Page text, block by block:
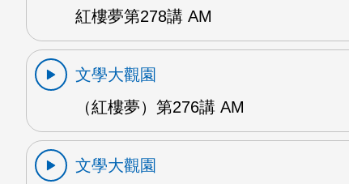
紅樓夢第278講 AM
文學大觀園
（紅樓夢）第276講 AM
文學大觀園